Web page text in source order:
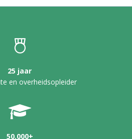
25 jaar
en overheidsopleider
50.000+